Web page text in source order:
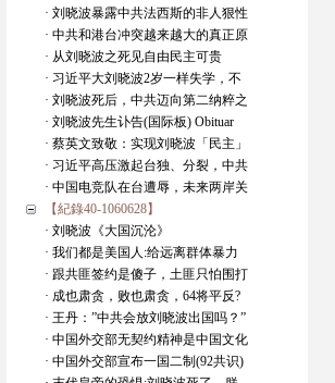
· 刘晓波暴露中共法西斯的非人狠性
· 中共和港台冲突越来越大的真正原
· 从刘晓波之死见自由民主可贵
· 习近平大刘晓波2岁一样失学，不
· 刘晓波死后，中共迈向第二纳粹之
· 刘晓波先生讣告(国际板) Obituar
· 蔡英文致敬：实现刘晓波「民主」
· 习近平高压激起台独、分裂，中共
· 中国电竞队在台遭辱，未来两岸关
【紀錄40-1060628】
· 刘晓波《大国沉沦》
· 我们都是美国人:给远离群体暴力
· 跟共匪签约是傻子，土匪只怕围打
· 成也肃贪，败也肃贪，64将平反?
· 王丹：”中共会放刘晓波出国吗？”
· 中国外交部无契约精神是中国文化
· 中国外交部宣布一国二制(92共识)